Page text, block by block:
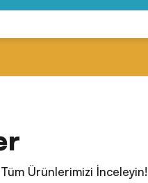
Ürünlerimizi İnceleyin!